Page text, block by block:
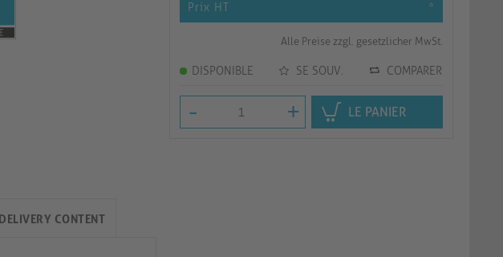
Prix HT *
Alle Preise zzgl. gesetzlicher MwSt.
DISPONIBLE SE SOUV. COMPARER
- + LE PANIER
DELIVERY CONTENT